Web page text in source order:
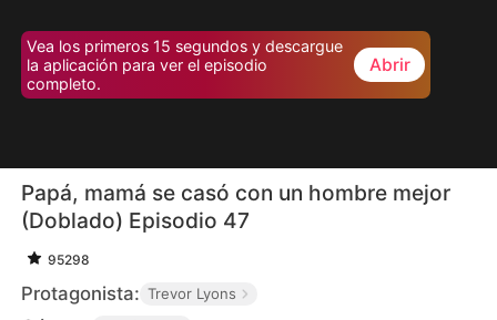
Vea los primeros 15 segundos y descargue
la aplicación para ver el episodio
completo.
Abrir
Papá, mamá se casó con un hombre mejor
(Doblado) Episodio 47
95298
Protagonista: Trevor Lyons